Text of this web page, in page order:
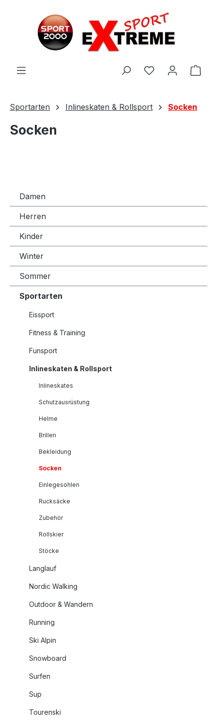
Sportarten Inlineskaten & Rollsport Socken
Socken
Damen
Herren
Kinder
Winter
Sommer
Sportarten
Eissport
Fitness & Training
Funsport
Inlineskaten & Rollsport
Inlineskates
Schutzausrüstung
Helme
Brillen
Bekleidung
Socken
Einlegesohlen
Rucksäcke
Zubehör
Rollskier
Stöcke
Langlauf
Nordic Walking
Outdoor & Wandern
Running
Ski Alpin
Snowboard
Surfen
Sup
Tourenski